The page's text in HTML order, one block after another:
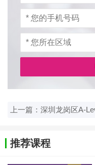
推荐课程